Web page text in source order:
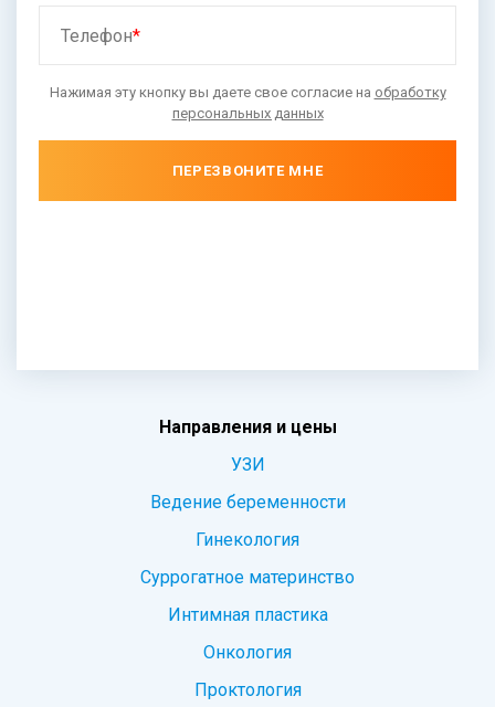
Телефон*
Нажимая эту кнопку вы даете свое согласие на обработку
персональных данных
ПЕРЕЗВОНИТЕ МНЕ
Направления и цены
УЗИ
Ведение беременности
Гинекология
Суррогатное материнство
Интимная пластика
Онкология
Проктология